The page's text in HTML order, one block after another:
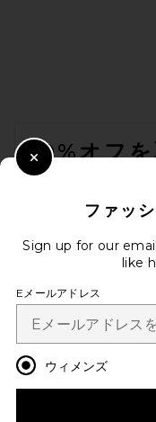
10%オフ
ファッ
Sign up for our
like
Eメールアドレス
ウィメンズ
Close Modal